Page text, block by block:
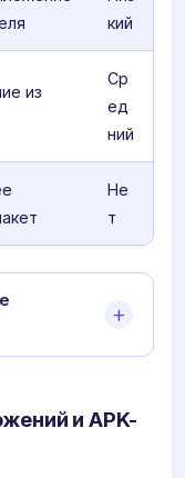
кий
из
Ср
ед
ний
Не
т
и APK-